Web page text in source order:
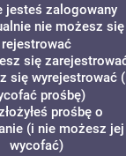
jesteś zalogowany
nie możesz się
rejestrować
się
się wyrejestrować
prośbę)
prośbę o
(i nie możesz
wycofać)